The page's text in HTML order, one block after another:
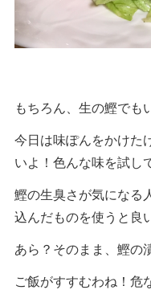
もちろん、生の鰹でも
今日は味ぽんをかけた
いよ！色んな味を試し
鰹の生臭さが気になる
込んだものを使うと良
あら？そのまま、鰹の
ご飯がすすむわね！危